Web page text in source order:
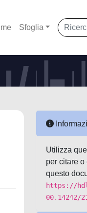
Sfoglia
Utilizza
per citare o
questo
https://
00.14242/